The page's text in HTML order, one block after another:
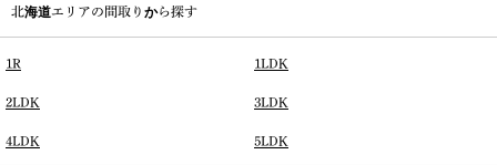
北海道エリアの間取りから探す
1R 1LDK
2LDK 3LDK
4LDK 5LDK